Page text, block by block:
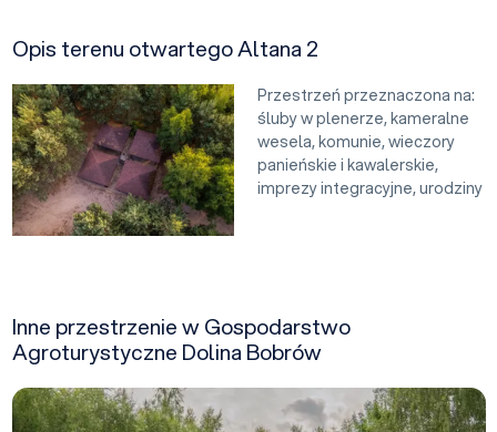
Opis terenu otwartego Altana 2
Przestrzeń przeznaczona na:
śluby w plenerze, kameralne
wesela, komunie, wieczory
panieńskie i kawalerskie,
imprezy integracyjne, urodziny
Inne przestrzenie w Gospodarstwo
Agroturystyczne Dolina Bobrów